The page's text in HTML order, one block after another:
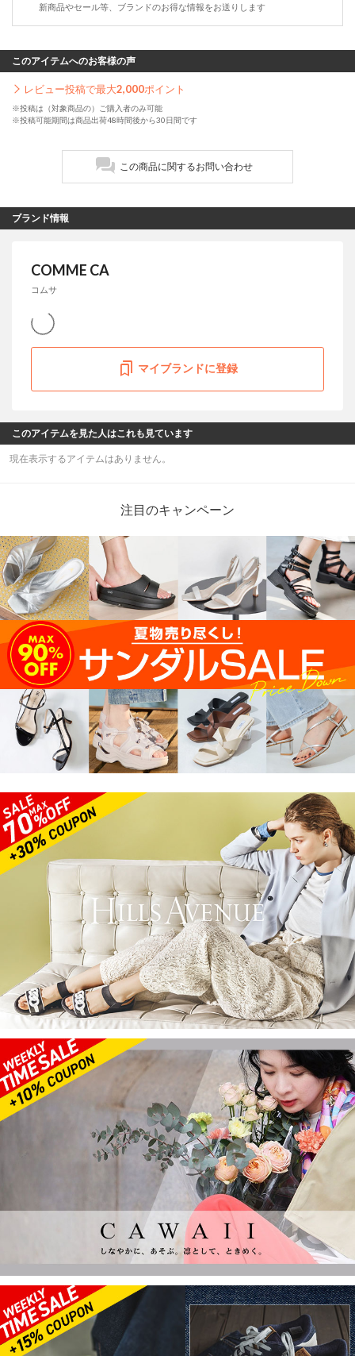
新商品やセール等、ブランドのお得な情報をお送りします
このアイテムへのお客様の声
レビュー投稿で最大2,000ポイント
※投稿は（対象商品の）ご購入者のみ可能
※投稿可能期間は商品出荷48時間後から30日間です
この商品に関するお問い合わせ
ブランド情報
COMME CA
コムサ
マイブランドに登録
このアイテムを見た人はこれも見ています
現在表示するアイテムはありません。
注目のキャンペーン